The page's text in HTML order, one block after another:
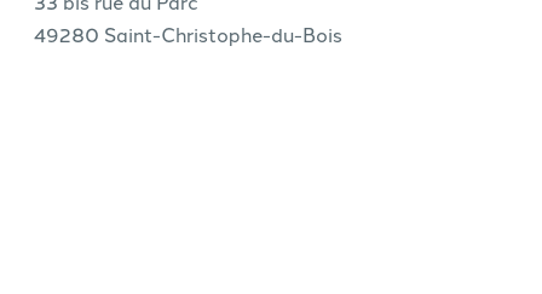
49280 Saint-Christophe-du-Bois